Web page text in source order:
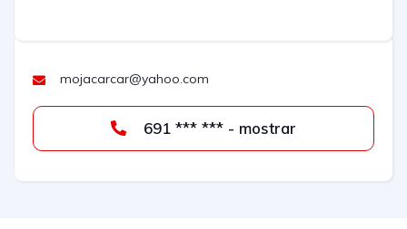
mojacarcar@yahoo.com
691 *** *** - mostrar